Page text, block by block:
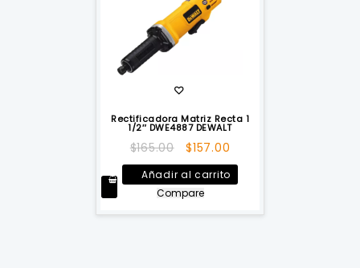
Rectificadora Matriz Recta 1
1/2″ DWE4887 DEWALT
$165.00
El
precio
original
era:
$165.00.
$157.00
precio
actual
$157.00.
Añadir al carrito
Compare